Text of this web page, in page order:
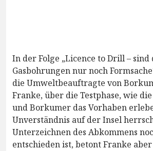
In der Folge „Licence to Drill – sind
Gasbohrungen nur noch
die Umweltbeauftragte von
Franke, über die Testphase, wie
und Borkumer das Vorhaben
Unverständnis auf der Insel
Unterzeichnen des Abkommens
entschieden ist, betont Franke aber